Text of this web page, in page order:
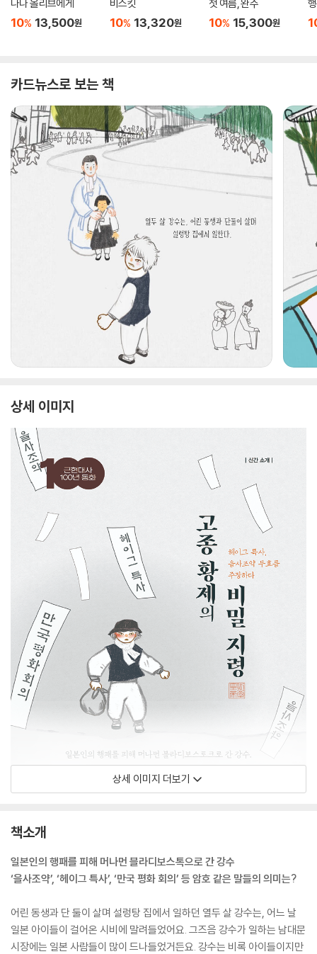
나나 올리브에게
10% 13,500원
비스킷
10% 13,320원
첫 여름, 완주
10% 15,300원
카드뉴스로 보는 책
상세 이미지
상세 이미지 더보기
책소개
일본인의 행패를 피해 머나먼 블라디보스톡으로 간 강수
‘을사조약’, ‘헤이그 특사’, ‘만국 평화 회의’ 등 암호 같은 말들의 의미는?
어린 동생과 단 둘이 살며 설렁탕 집에서 일하던 열두 살 강수는, 어느 날
일본 아이들이 걸어온 시비에 말려들었어요. 그즈음 강수가 일하는 남대문
시장에는 일본 사람들이 많이 드나들었거든요. 강수는 비록 아이들이지만